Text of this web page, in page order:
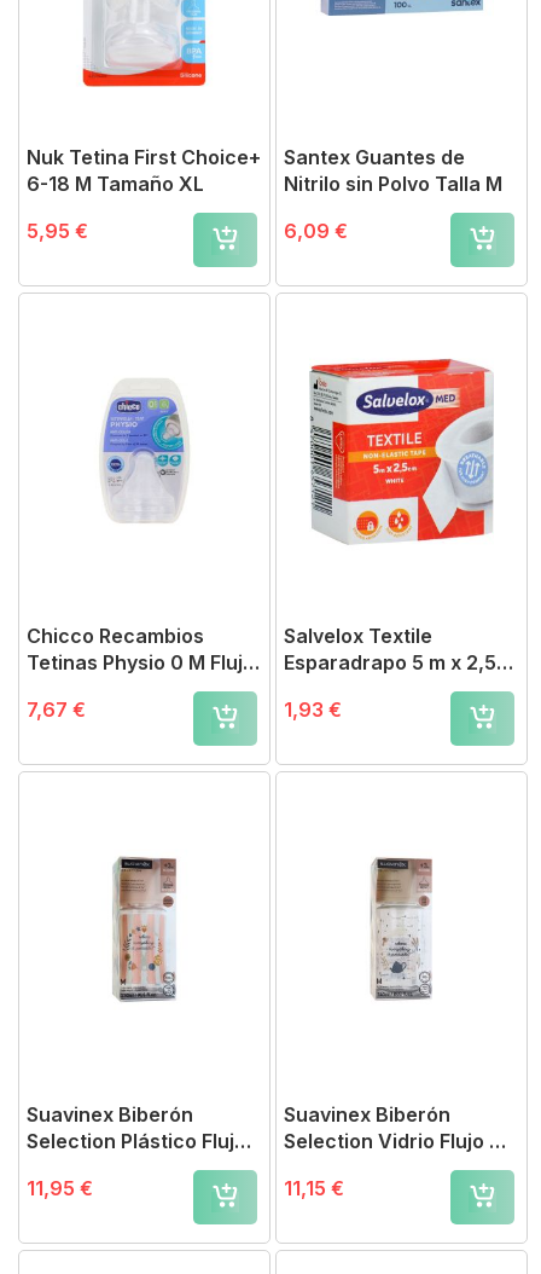
Nuk Tetina First Choice+
6-18 M Tamaño XL
5,95 €
Santex Guantes de
Nitrilo sin Polvo Talla M
6,09 €
Chicco Recambios
Tetinas Physio 0 M Flujo
7,67 €
Salvelox Textile
Esparadrapo 5 m x 2,5
1,93 €
Suavinex Biberón
Selection Plástico Flujo
11,95 €
Suavinex Biberón
Selection Vidrio Flujo M
11,15 €